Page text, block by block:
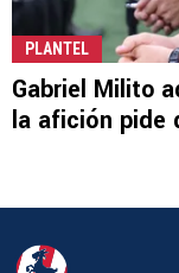
PLANTEL
Gabriel Milito
la afición pide